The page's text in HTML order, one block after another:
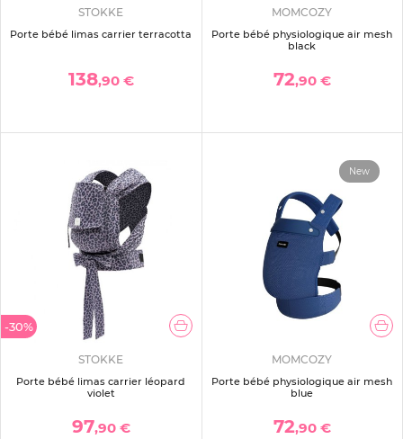
STOKKE
Porte bébé limas carrier terracotta
138,90 €
MOMCOZY
Porte bébé physiologique air mesh
black
72,90 €
-30%
STOKKE
Porte bébé limas carrier léopard
violet
97,90 €
New
MOMCOZY
Porte bébé physiologique air mesh
blue
72,90 €